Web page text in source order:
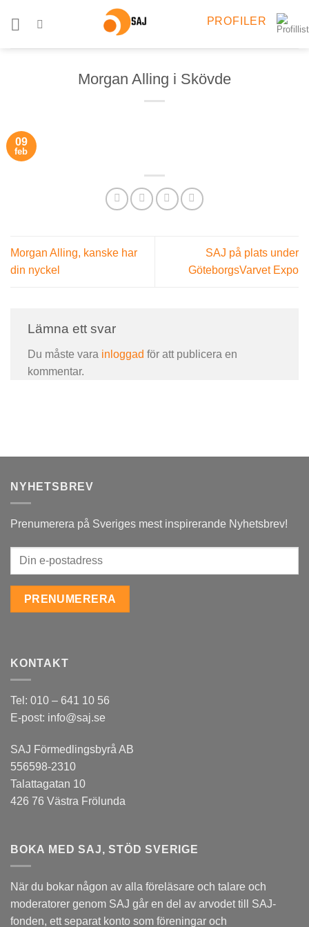
PROFILER
Morgan Alling i Skövde
09
feb
Morgan Alling, kanske har
din nyckel
SAJ på plats under
GöteborgsVarvet Expo
Lämna ett svar
Du måste vara inloggad för att publicera en
kommentar.
NYHETSBREV
Prenumerera på Sveriges mest inspirerande Nyhetsbrev!
KONTAKT
Tel: 010 – 641 10 56
E-post: info@saj.se
SAJ Förmedlingsbyrå AB
556598-2310
Talattagatan 10
426 76 Västra Frölunda
BOKA MED SAJ, STÖD SVERIGE
När du bokar någon av alla föreläsare och talare och
moderatorer genom SAJ går en del av arvodet till SAJ-
fonden, ett separat konto som föreningar och